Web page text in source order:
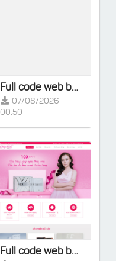
Full code web bán hàng làm từ Flatsome kèm key kích hoạt / đã kích hoạt sẵn
07/08/2026
00:50
Full code web bán hàng làm từ Flatsome kèm key kích hoạt / đã kích hoạt sẵn